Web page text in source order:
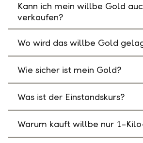
Kann ich mein willbe Gold
verkaufen?
Wo wird das willbe Gold
Wie sicher ist mein Gold?
Was ist der Einstandskurs?
Warum kauft willbe nur 1-